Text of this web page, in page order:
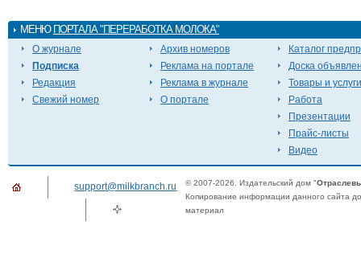
МЕНЮ ПОРТАЛА "ПЕРЕРАБОТКА МОЛОКА"
О журнале
Подписка
Редакция
Свежий номер
Архив номеров
Реклама на портале
Реклама в журнале
О портале
Каталог
Доска
Товары и услуги
Работа
Презентации
Прайс-листы
Видео
support@milkbranch.ru © 2007-2026. Издательский дом "
Копирование информации данного сайта
материал